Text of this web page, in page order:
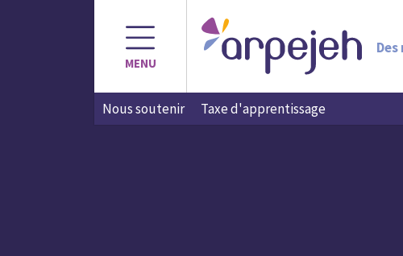
MENU
Nous soutenir Taxe d'apprentissage